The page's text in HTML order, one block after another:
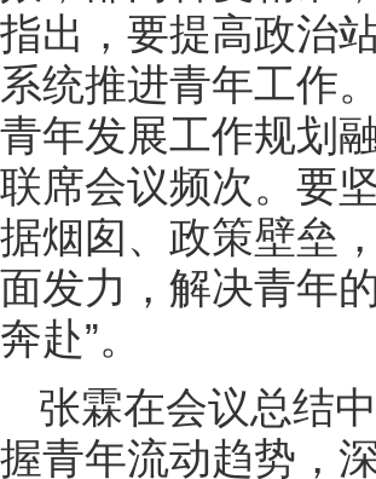
指出，要提高政治
系统推进青年工作
青年发展工作规划
联席会议频次。要
据烟囱、政策壁垒
面发力，解决青年
奔赴”。
张霖在会议总结
握青年流动趋势，